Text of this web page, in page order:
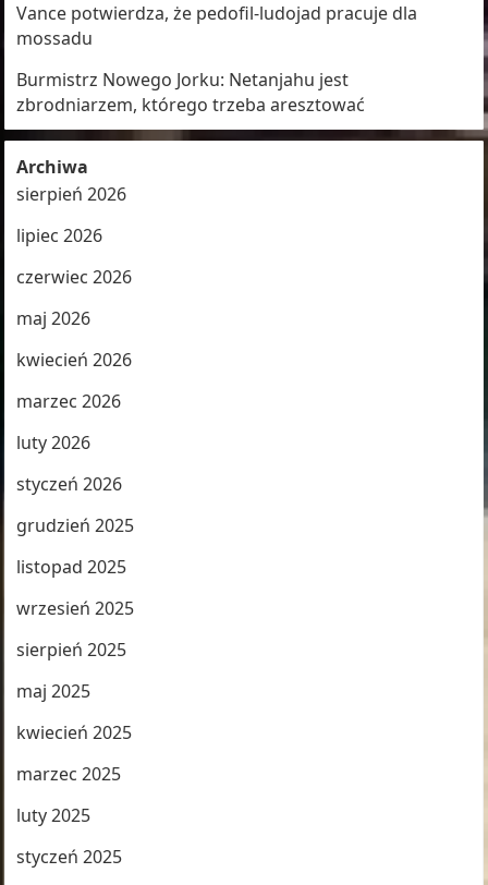
Vance potwierdza, że pedofil-ludojad pracuje dla
mossadu
Burmistrz Nowego Jorku: Netanjahu jest
zbrodniarzem, którego trzeba aresztować
Archiwa
sierpień 2026
lipiec 2026
czerwiec 2026
maj 2026
kwiecień 2026
marzec 2026
luty 2026
styczeń 2026
grudzień 2025
listopad 2025
wrzesień 2025
sierpień 2025
maj 2025
kwiecień 2025
marzec 2025
luty 2025
styczeń 2025